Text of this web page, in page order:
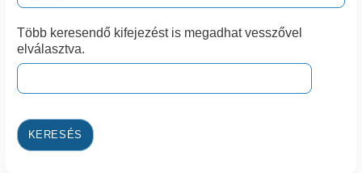
Több keresendő kifejezést is megadhat vesszővel
elválasztva.
KERESÉS